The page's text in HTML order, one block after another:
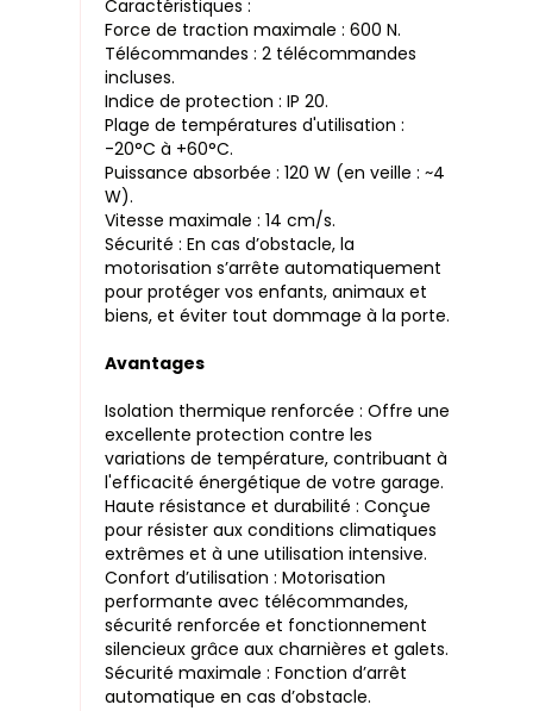
Caractéristiques :
Force de traction maximale : 600 N.
Télécommandes : 2 télécommandes
incluses.
Indice de protection : IP 20.
Plage de températures d'utilisation :
-20°C à +60°C.
Puissance absorbée : 120 W (en veille : ~4
W).
Vitesse maximale : 14 cm/s.
Sécurité : En cas d’obstacle, la
motorisation s’arrête automatiquement
pour protéger vos enfants, animaux et
biens, et éviter tout dommage à la porte.
Avantages
Isolation thermique renforcée : Offre une
excellente protection contre les
variations de température, contribuant à
l'efficacité énergétique de votre garage.
Haute résistance et durabilité : Conçue
pour résister aux conditions climatiques
extrêmes et à une utilisation intensive.
Confort d’utilisation : Motorisation
performante avec télécommandes,
sécurité renforcée et fonctionnement
silencieux grâce aux charnières et galets.
Sécurité maximale : Fonction d’arrêt
automatique en cas d’obstacle.